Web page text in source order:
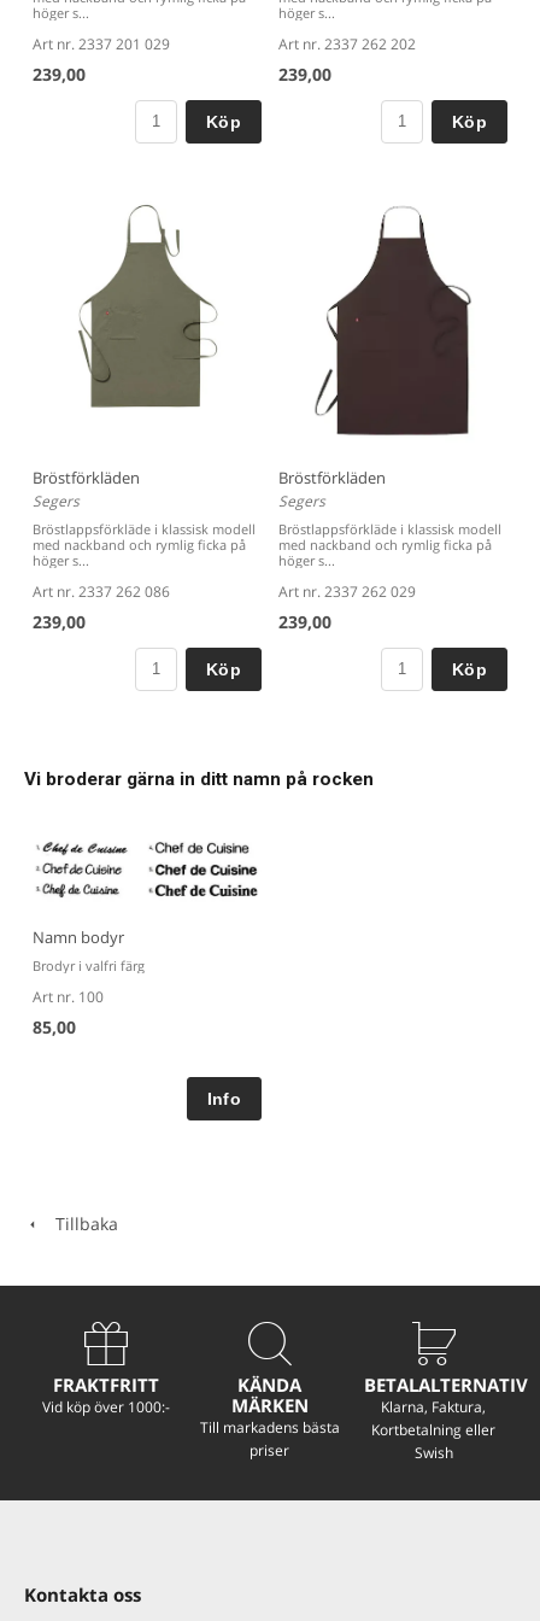
höger s...
Art nr. 2337 201 029
239,00
Köp
höger s...
Art nr. 2337 262 202
239,00
Köp
Bröstförkläden
Segers
Bröstlappsförkläde i klassisk modell
med nackband och rymlig ficka på
höger s...
Art nr. 2337 262 086
239,00
Köp
Bröstförkläden
Segers
Bröstlappsförkläde i klassisk modell
med nackband och rymlig ficka på
höger s...
Art nr. 2337 262 029
239,00
Köp
Vi broderar gärna in ditt namn på rocken
Namn bodyr
Brodyr i valfri färg
Art nr. 100
85,00
Tillbaka
FRAKTFRITT
Vid köp över 1000:-
KÄNDA
MÄRKEN
Till markadens bästa
priser
BETALALTERNATIV
Klarna, Faktura,
Kortbetalning eller
Swish
Kontakta oss